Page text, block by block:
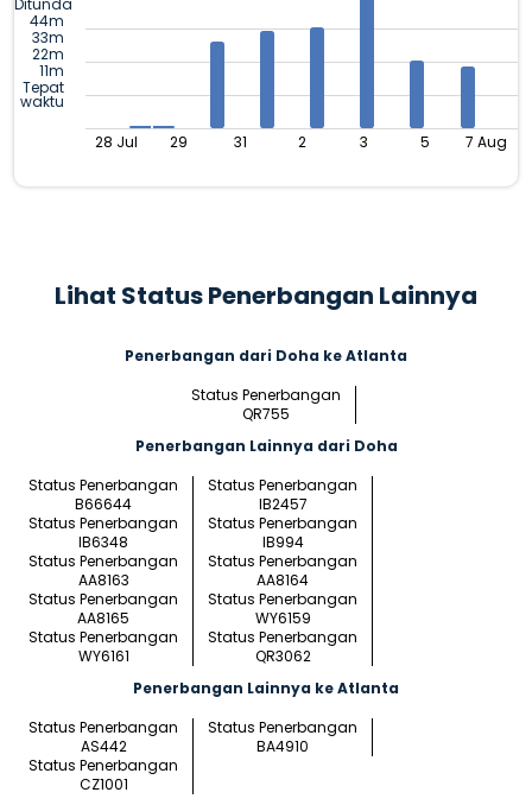
44m
33m
22m
11m
Tepat
waktu
28 Jul 29 31 2 3 5 7 Aug
Lihat Status Penerbangan Lainnya
Penerbangan dari Doha ke Atlanta
Status Penerbangan
QR755
Penerbangan Lainnya dari Doha
Status Penerbangan
B66644
Status Penerbangan
IB2457
Status Penerbangan
IB6348
Status Penerbangan
IB994
Status Penerbangan
AA8163
Status Penerbangan
AA8164
Status Penerbangan
AA8165
Status Penerbangan
WY6159
Status Penerbangan
WY6161
Status Penerbangan
QR3062
Penerbangan Lainnya ke Atlanta
Status Penerbangan
AS442
Status Penerbangan
BA4910
Status Penerbangan
CZ1001